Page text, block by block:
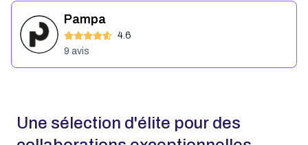
Pampa
4.6
9 avis
Une sélection d'élite pour des